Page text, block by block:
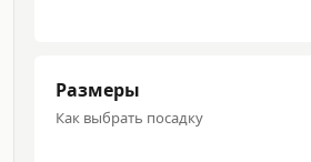
Размеры
Как выбрать посадку